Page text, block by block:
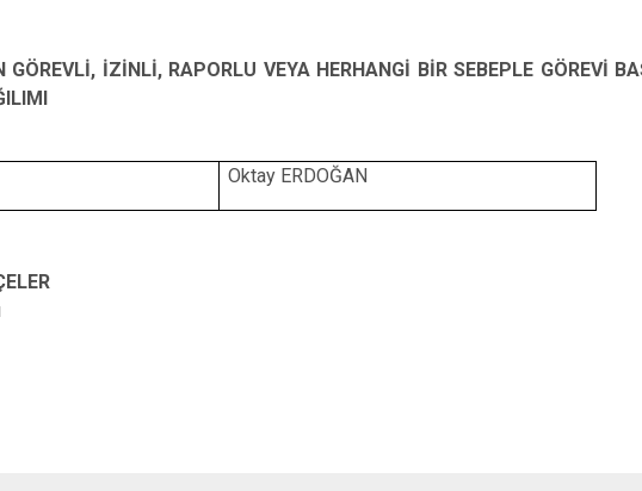
GÖREVLİ, İZİNLİ, RAPORLU VEYA HERHANGİ BİR SEBEPLE GÖREVİ
Oktay ERDOĞAN